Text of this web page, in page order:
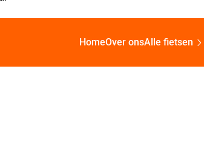
HomeOver onsAlle fietsen